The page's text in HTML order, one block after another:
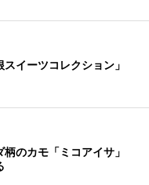
スイーツコレクション」
柄のカモ「ミコアイサ」